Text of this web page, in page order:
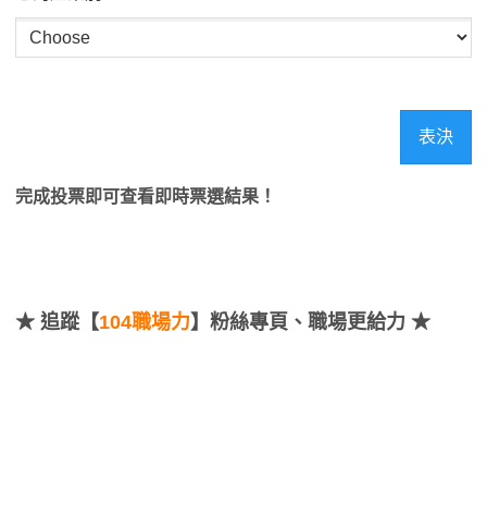
表決
完成投票即可查看即時票選結果！
★ 追蹤【104職場力】粉絲專頁、職場更給力 ★